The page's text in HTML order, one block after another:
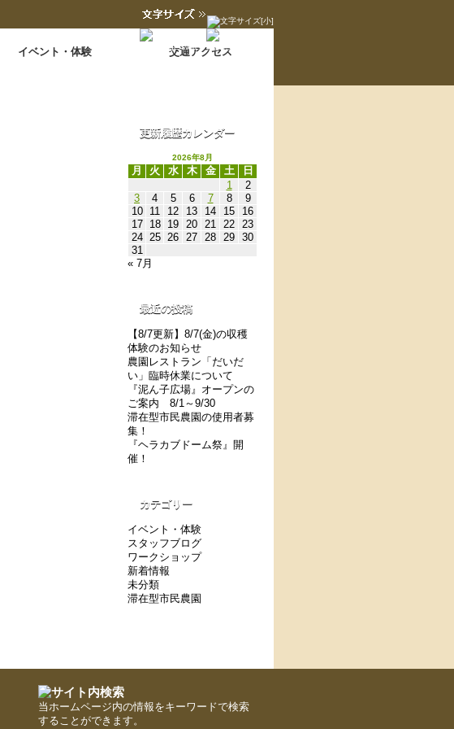
Language switch翻訳について
イベント・体験 交通アクセス
更新履歴カレンダー
2026年8月
月 火 水 木 金 土
日
1
2
3
4 5 6 7 8
9
10
11 12 13 14 15
16
17
18 19 20 21 22 23
24 25 26 27 28 29 30
31
« 7月
最近の投稿
【8/7更新】8/7(金)の収穫
体験のお知らせ
農園レストラン「だいだ
い」臨時休業について
『泥ん子広場』オープンの
ご案内 8/1～9/30
滞在型市民農園の使用者募
集！
『ヘラカブドーム祭』開
催！
カテゴリー
イベント・体験
スタッフブログ
ワークショップ
新着情報
未分類
滞在型市民農園
当ホームページ内の情報をキーワードで検索
することができます。